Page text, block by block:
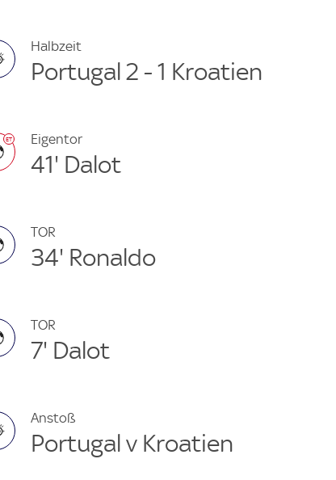
Halbzeit
Portugal 2 - 1 Kroatien
Eigentor
41' Dalot
TOR
34' Ronaldo
TOR
7' Dalot
Anstoß
Portugal v Kroatien